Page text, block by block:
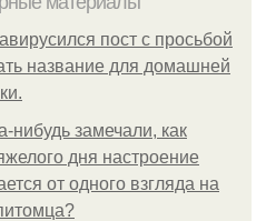
пост с просьбой
название для домашней
нибудь замечали, как
дня настроение
от одного взгляда на